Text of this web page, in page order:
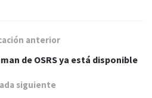
anterior
de OSRS ya está disponible
siguiente